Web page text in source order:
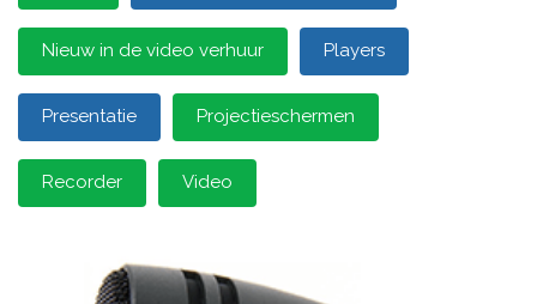
Nieuw in de video verhuur Players
Presentatie Projectieschermen
Recorder Video